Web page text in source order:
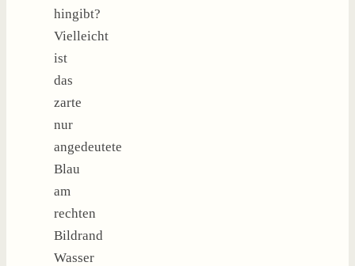
hingibt?
Vielleicht
ist
das
zarte
nur
angedeutete
Blau
am
rechten
Bildrand
Wasser